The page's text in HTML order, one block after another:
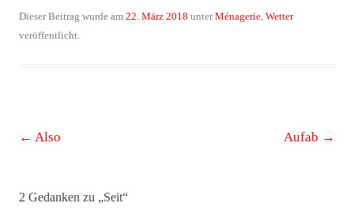
Dieser Beitrag wurde am 22. März 2018 unterMénagerie Wetter
veröffentlicht.
Beitrags-
← Also Aufab →
2 Gedanken zu „Seit“